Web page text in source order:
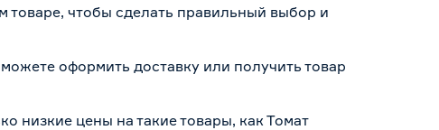
товаре, чтобы сделать правильный выбор и
оформить доставку или получить товар
низкие цены на такие товары, как Томат